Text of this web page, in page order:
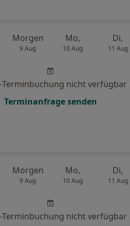
Morgen
9 Aug
Mo,
10 Aug
Di,
11 Aug
Terminbuchung nicht verfügbar
Terminanfrage senden
Morgen
9 Aug
Mo,
10 Aug
Di,
11 Aug
Terminbuchung nicht verfügbar